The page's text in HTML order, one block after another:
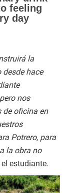
la
hace
nos
de oficina en
Potrero, para
la obra no
estudiante.